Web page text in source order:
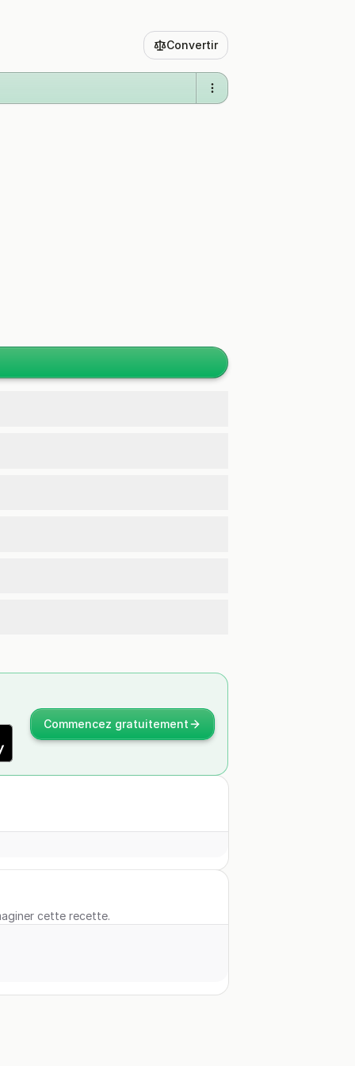
Convertir
Commencez gratuitement
cette recette.